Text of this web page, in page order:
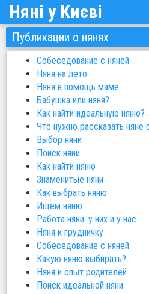
Няні у Києві
Публикации о нянях
Собеседование с няней
Няня на лето
Няня в помощь маме
Бабушка или няня?
Как найти идеальную няню?
Что нужно рассказать няне
Выбор няни
Поиск няни
Как найти няню
Знаменитые няни
Как выбрать няню
Ищем няню
Работа няни: у них и у нас
Няня к грудничку
Собеседование с няней
Какую няню выбирать?
Няня и опыт родителей
Поиск идеальной няни